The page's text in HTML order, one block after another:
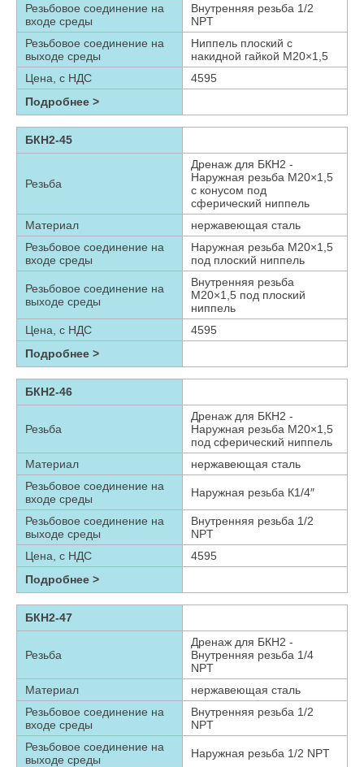
Резьбовое соединение на
входе среды
Внутренняя резьба 1/2
NPT
Резьбовое соединение на
выходе среды
Ниппель плоский с
накидной гайкой М20×1,5
Цена, с НДС
4595
Подробнее >
БКН2-45
Резьба
Дренаж для БКН2 -
Наружная резьба М20×1,5
с конусом под
сферический ниппель
Материал
нержавеющая сталь
Резьбовое соединение на
входе среды
Наружная резьба М20×1,5
под плоский ниппель
Резьбовое соединение на
выходе среды
Внутренняя резьба
М20×1,5 под плоский
ниппель
Цена, с НДС
4595
Подробнее >
БКН2-46
Резьба
Дренаж для БКН2 -
Наружная резьба М20×1,5
под сферический ниппель
Материал
нержавеющая сталь
Резьбовое соединение на
входе среды
Наружная резьба К1/4″
Резьбовое соединение на
выходе среды
Внутренняя резьба 1/2
NPT
Цена, с НДС
4595
Подробнее >
БКН2-47
Резьба
Дренаж для БКН2 -
Внутренняя резьба 1/4
NPT
Материал
нержавеющая сталь
Резьбовое соединение на
входе среды
Внутренняя резьба 1/2
NPT
Резьбовое соединение на
выходе среды
Наружная резьба 1/2 NPT